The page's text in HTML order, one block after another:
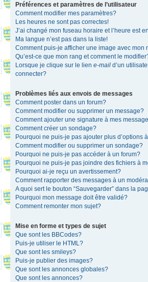
Préférences et paramètres de l’utilisateur
Comment modifier mes paramètres?
Les heures ne sont pas correctes!
J’ai changé mon fuseau horaire et l’heure est
Ma langue n’est pas dans la liste!
Comment puis-je afficher une image avec mon
Qu’est-ce que mon rang et comment le
Lorsque je clique sur le lien e-mail d’un
connecter?
Problèmes liés aux envois de messages
Comment poster dans un forum?
Comment modifier ou supprimer un message?
Comment ajouter une signature à mes
Comment créer un sondage?
Pourquoi ne puis-je pas ajouter plus d’options
Comment modifier ou supprimer un sondage?
Pourquoi ne puis-je pas accéder à un forum?
Pourquoi ne puis-je pas joindre des fichiers à
Pourquoi ai-je reçu un avertissement?
Comment rapporter des messages à un
A quoi sert le bouton “Sauvegarder” dans la
Pourquoi mon message doit être validé?
Comment remonter mon sujet?
Mise en forme et types de sujet
Que sont les BBCodes?
Puis-je utiliser le HTML?
Que sont les smileys?
Puis-je publier des images?
Que sont les annonces globales?
Que sont les annonces?